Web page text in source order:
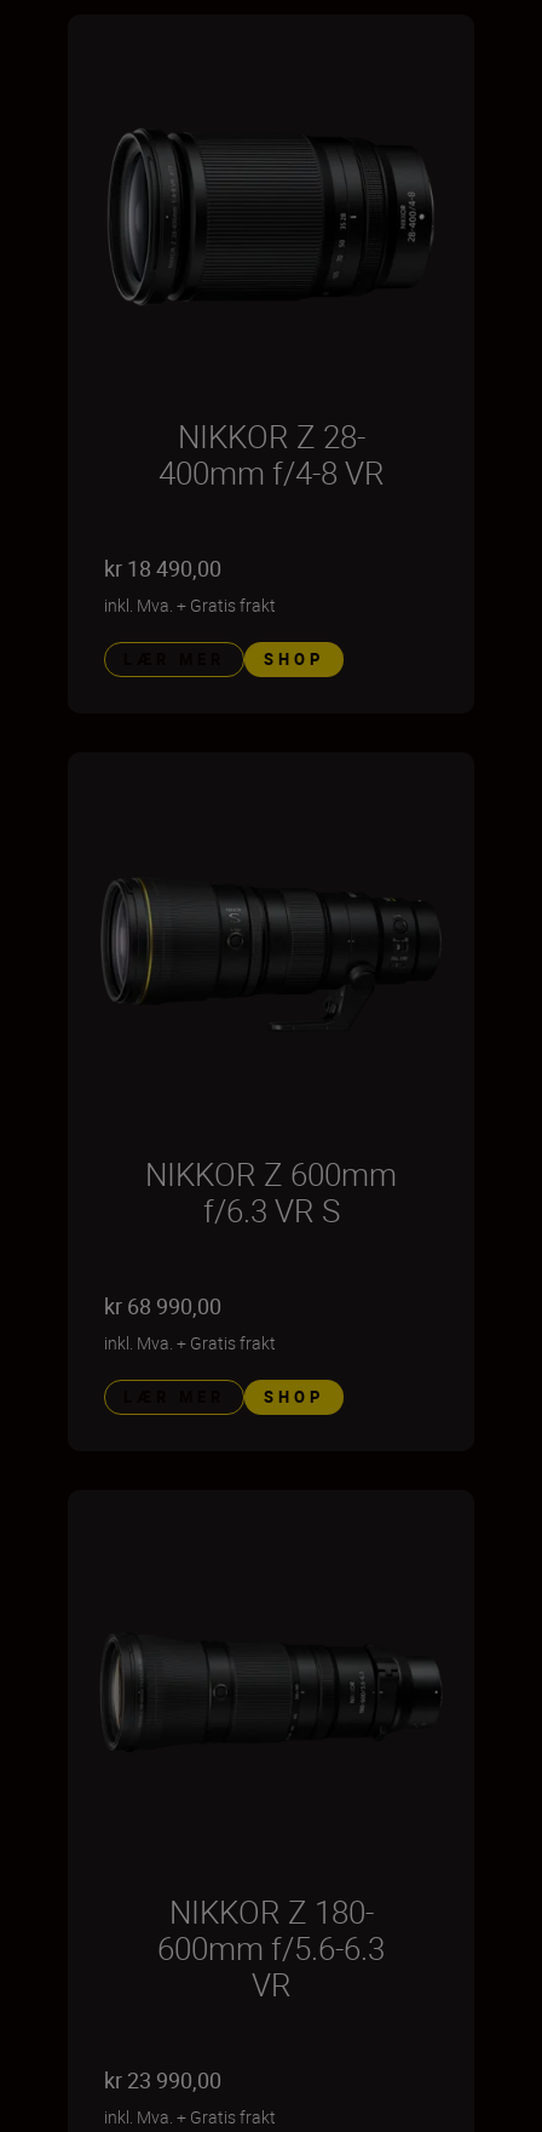
NIKKOR Z 28-
400mm f/4-8 VR
kr 18 490,00
inkl. Mva. + Gratis frakt
SHOP
NIKKOR Z 600mm
f/6.3 VR S
kr 68 990,00
inkl. Mva. + Gratis frakt
SHOP
NIKKOR Z 180-
600mm f/5.6-6.3
VR
kr 23 990,00
inkl. Mva. + Gratis frakt